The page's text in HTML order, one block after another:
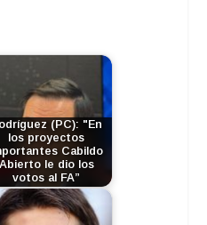
(PC): "En
los proyectos
Cabildo
Abierto le dio los
votos al FA”